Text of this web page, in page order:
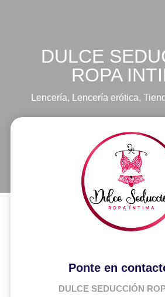
DULCE
ROPA
Lencería, Lencería erótica,
Ponte en
DULCE SEDUCCIÓN